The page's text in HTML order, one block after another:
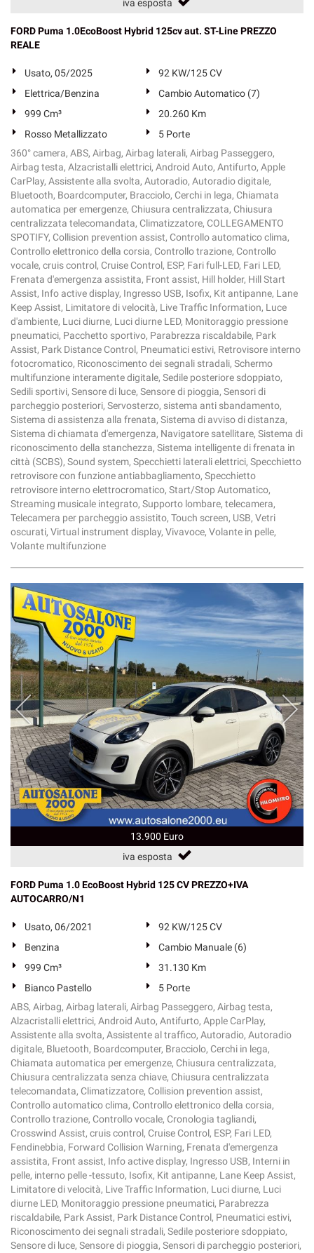
iva esposta
FORD Puma 1.0EcoBoost Hybrid 125cv aut. ST-Line PREZZO
REALE
Usato, 05/2025
92 KW/125 CV
Elettrica/Benzina
Cambio Automatico (7)
999 Cm³
20.260 Km
Rosso Metallizzato
5 Porte
360° camera, ABS, Airbag, Airbag laterali, Airbag Passeggero,
Airbag testa, Alzacristalli elettrici, Android Auto, Antifurto, Apple
CarPlay, Assistente alla svolta, Autoradio, Autoradio digitale,
Bluetooth, Boardcomputer, Bracciolo, Cerchi in lega, Chiamata
automatica per emergenze, Chiusura centralizzata, Chiusura
centralizzata telecomandata, Climatizzatore, COLLEGAMENTO
SPOTIFY, Collision prevention assist, Controllo automatico clima,
Controllo elettronico della corsia, Controllo trazione, Controllo
vocale, cruis control, Cruise Control, ESP, Fari full-LED, Fari LED,
Frenata d'emergenza assistita, Front assist, Hill holder, Hill Start
Assist, Info active display, Ingresso USB, Isofix, Kit antipanne, Lane
Keep Assist, Limitatore di velocità, Live Traffic Information, Luce
d'ambiente, Luci diurne, Luci diurne LED, Monitoraggio pressione
pneumatici, Pacchetto sportivo, Parabrezza riscaldabile, Park
Assist, Park Distance Control, Pneumatici estivi, Retrovisore interno
fotocromatico, Riconoscimento dei segnali stradali, Schermo
multifunzione interamente digitale, Sedile posteriore sdoppiato,
Sedili sportivi, Sensore di luce, Sensore di pioggia, Sensori di
parcheggio posteriori, Servosterzo, sistema anti sbandamento,
Sistema di assistenza alla frenata, Sistema di avviso di distanza,
Sistema di chiamata d'emergenza, Navigatore satellitare, Sistema di
riconoscimento della stanchezza, Sistema intelligente di frenata in
città (SCBS), Sound system, Specchietti laterali elettrici, Specchietto
retrovisore con funzione antiabbagliamento, Specchietto
retrovisore interno elettrocromatico, Start/Stop Automatico,
Streaming musicale integrato, Supporto lombare, telecamera,
Telecamera per parcheggio assistito, Touch screen, USB, Vetri
oscurati, Virtual instrument display, Vivavoce, Volante in pelle,
Volante multifunzione
13.900 Euro
iva esposta
FORD Puma 1.0 EcoBoost Hybrid 125 CV PREZZO+IVA
AUTOCARRO/N1
Usato, 06/2021
92 KW/125 CV
Benzina
Cambio Manuale (6)
999 Cm³
31.130 Km
Bianco Pastello
5 Porte
ABS, Airbag, Airbag laterali, Airbag Passeggero, Airbag testa,
Alzacristalli elettrici, Android Auto, Antifurto, Apple CarPlay,
Assistente alla svolta, Assistente al traffico, Autoradio, Autoradio
digitale, Bluetooth, Boardcomputer, Bracciolo, Cerchi in lega,
Chiamata automatica per emergenze, Chiusura centralizzata,
Chiusura centralizzata senza chiave, Chiusura centralizzata
telecomandata, Climatizzatore, Collision prevention assist,
Controllo automatico clima, Controllo elettronico della corsia,
Controllo trazione, Controllo vocale, Cronologia tagliandi,
Crosswind Assist, cruis control, Cruise Control, ESP, Fari LED,
Fendinebbia, Forward Collision Warning, Frenata d'emergenza
assistita, Front assist, Info active display, Ingresso USB, Interni in
pelle, interno pelle -tessuto, Isofix, Kit antipanne, Lane Keep Assist,
Limitatore di velocità, Live Traffic Information, Luci diurne, Luci
diurne LED, Monitoraggio pressione pneumatici, Parabrezza
riscaldabile, Park Assist, Park Distance Control, Pneumatici estivi,
Riconoscimento dei segnali stradali, Sedile posteriore sdoppiato,
Sensore di luce, Sensore di pioggia, Sensori di parcheggio posteriori,